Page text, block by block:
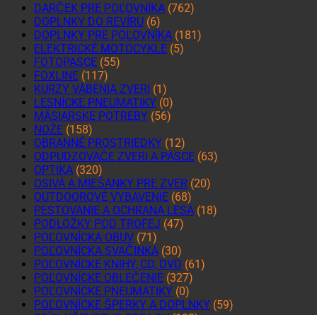
DARČEK PRE POĽOVNÍKA (762)
DOPLNKY DO REVÍRU (6)
DOPLNKY PRE POĽOVNÍKA (181)
ELEKTRICKÉ MOTOCYKLE (5)
FOTOPASCE (55)
FOXLINE (117)
KURZY VÁBENIA ZVERI (1)
LESNÍCKE PNEUMATIKY (0)
MÄSIARSKE POTREBY (56)
NOŽE (158)
OBRANNÉ PROSTRIEDKY (12)
ODPUDZOVAČE ZVERI A PASCE (63)
OPTIKA (320)
OSIVÁ A MIEŠANKY PRE ZVER (20)
OUTDOOROVÉ VYBAVENIE (68)
PESTOVANIE A OCHRANA LESA (18)
PODLOŽKY POD TROFEJ (47)
POĽOVNÍCKA OBUV (71)
POĽOVNÍCKA SVAČINKA (30)
POĽOVNÍCKE KNIHY, CD, DVD (61)
POĽOVNÍCKE OBLEČENIE (327)
POĽOVNÍCKE PNEUMATIKY (0)
POĽOVNÍCKE ŠPERKY A DOPLNKY (59)